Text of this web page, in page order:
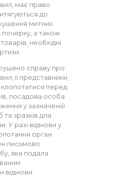
має право
до
митних
почерку, а також
необхідні
справу про
її представники,
перед
посадова особа
у зазначеній
та зразків для
У разі відмови у
орган
письмово
яка подала
відмови.